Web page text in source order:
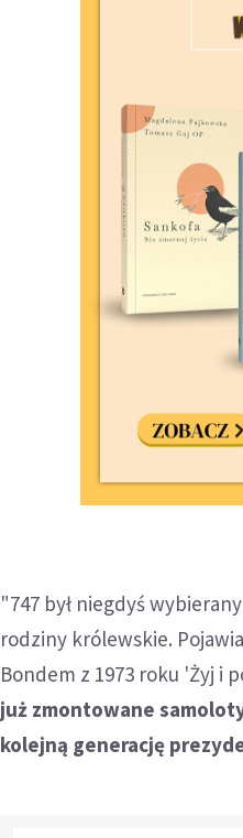
"747 był niegdyś
rodziny królewskie.
Bondem z 1973 roku 'Żyj i
już zmontowane
kolejną generację